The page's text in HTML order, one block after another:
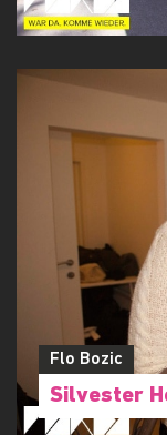
Verteiler-
Flo Bozic